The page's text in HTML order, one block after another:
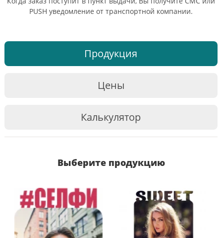
PUSH уведомление от транспортной компании.
Продукция
Цены
Калькулятор
Выберите продукцию